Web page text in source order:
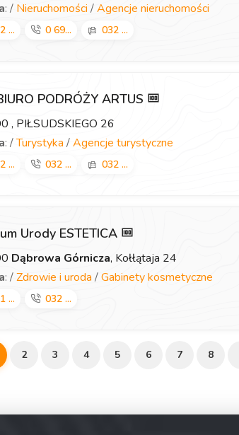
: / Nieruchomości /Agencje nieruchomości
... 0 69... 032 ...
PODRÓŻY ARTUS
, PIŁSUDSKIEGO 26
: /Turystyka /Agencje turystyczne
... 032 ... 032 ...
Urody ESTETICA
Dąbrowa Górnicza, Kołłątaja 24
: /Zdrowie i uroda /Gabinety kosmetyczne
... 032 ...
2 3 4 5 6 7 8